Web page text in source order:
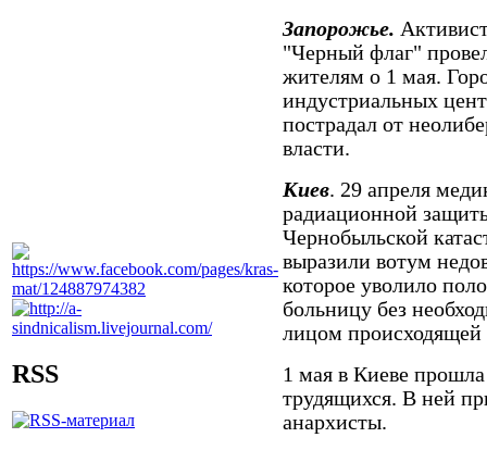
RSS
Запорожье.
"Черный флаг"
жителям о 1 мая.
индустриальных
пострадал от
власти.
Киев. 29 апреля
радиационной
Чернобыльской
выразили вотум
которое уволило
больницу без
лицом
1 мая в Киеве
трудящихся. В ней
анархисты.